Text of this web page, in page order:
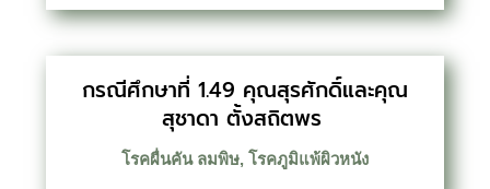
กรณีศึกษาที่ 1.49 คุณสุรศักดิ์และคุณ
สุชาดา ตั้งสถิตพร
โรคผื่นคัน ลมพิษ, โรคภูมิแพ้ผิวหนัง